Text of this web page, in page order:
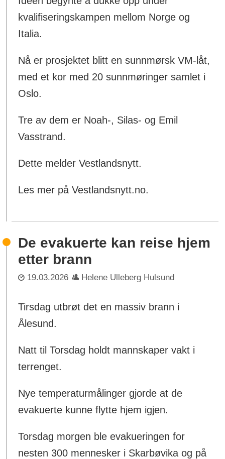
kvalifiseringskampen mellom Norge og
Italia.
Nå er prosjektet blitt en sunnmørsk VM-låt,
med et kor med 20 sunnmøringer samlet i
Oslo.
Tre av dem er Noah-, Silas- og Emil
Vasstrand.
Dette melder Vestlandsnytt.
Les mer på Vestlandsnytt.no.
De evakuerte kan reise hjem
etter brann
19.03.2026 Helene Ulleberg Hulsund
Tirsdag utbrøt det en massiv brann i
Ålesund.
Natt til Torsdag holdt mannskaper vakt i
terrenget.
Nye temperaturmålinger gjorde at de
evakuerte kunne flytte hjem igjen.
Torsdag morgen ble evakueringen for
nesten 300 mennesker i Skarbøvika og på